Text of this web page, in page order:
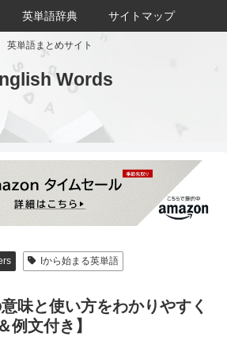
英単語まとめサイト
Words
英単語辞典 サイトマップ
Iから始まる英単語
味と使い方をわかりやすく
例文付き】